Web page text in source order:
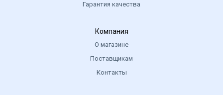
Гарантия качества
Компания
О магазине
Поставщикам
Контакты